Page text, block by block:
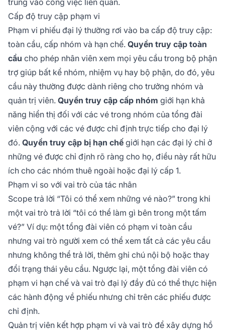
Cấp độ truy cập phạm vi
Phạm vi phiếu đại lý thường rơi vào ba cấp độ truy cập:
toàn cầu, cấp nhóm và hạn chế. Quyền truy cập toàn
cầu cho phép nhân viên xem mọi yêu cầu trong bộ phận
trợ giúp bất kể nhóm, nhiệm vụ hay bộ phận, do đó, yêu
cầu này thường được dành riêng cho trưởng nhóm và
quản trị viên. Quyền truy cập cấp nhóm giới hạn khả
năng hiển thị đối với các vé trong nhóm của tổng đài
viên cộng với các vé được chỉ định trực tiếp cho đại lý
đó. Quyền truy cập bị hạn chế giới hạn các đại lý chỉ ở
những vé được chỉ định rõ ràng cho họ, điều này rất hữu
ích cho các nhóm thuê ngoài hoặc đại lý cấp 1.
Phạm vi so với vai trò của tác nhân
Scope trả lời “Tôi có thể xem những vé nào?” trong khi
một vai trò trả lời “tôi có thể làm gì bên trong một tấm
vé?” Ví dụ: một tổng đài viên có phạm vi toàn cầu
nhưng vai trò người xem có thể xem tất cả các yêu cầu
nhưng không thể trả lời, thêm ghi chú nội bộ hoặc thay
đổi trạng thái yêu cầu. Ngược lại, một tổng đài viên có
phạm vi hạn chế và vai trò đại lý đầy đủ có thể thực hiện
các hành động về phiếu nhưng chỉ trên các phiếu được
chỉ định.
Quản trị viên kết hợp phạm vi và vai trò để xây dựng hồ